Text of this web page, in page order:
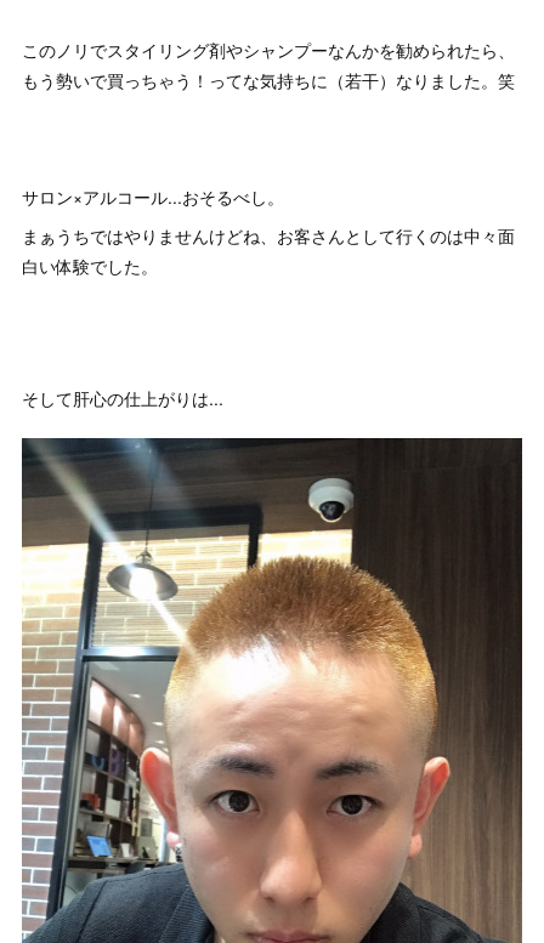
このノリでスタイリング剤やシャンプーなんかを勧められたら、
もう勢いで買っちゃう！ってな気持ちに（若干）なりました。笑
サロン×アルコール...おそるべし。
まぁうちではやりませんけどね、お客さんとして行くのは中々面
白い体験でした。
そして肝心の仕上がりは...